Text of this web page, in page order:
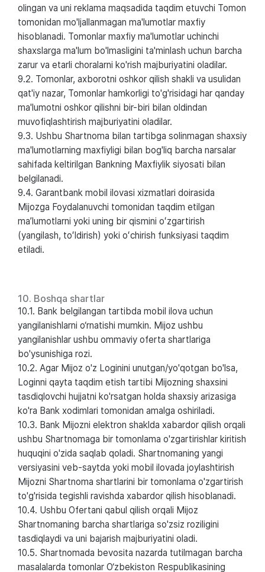
olingan va uni reklama maqsadida taqdim etuvchi Tomon
tomonidan mo'ljallanmagan ma'lumotlar maxfiy
hisoblanadi. Tomonlar maxfiy ma'lumotlar uchinchi
shaxslarga ma'lum bo'lmasligini ta'minlash uchun barcha
zarur va etarli choralarni ko'rish majburiyatini oladilar.
9.2. Tomonlar, axborotni oshkor qilish shakli va usulidan
qat'iy nazar, Tomonlar hamkorligi to'g'risidagi har qanday
ma'lumotni oshkor qilishni bir-biri bilan oldindan
muvofiqlashtirish majburiyatini oladilar.
9.3. Ushbu Shartnoma bilan tartibga solinmagan shaxsiy
ma'lumotlarning maxfiyligi bilan bog'liq barcha narsalar
sahifada keltirilgan Bankning Maxfiylik siyosati bilan
belgilanadi.
9.4. Garantbank mobil ilovasi xizmatlari doirasida
Mijozga Foydalanuvchi tomonidan taqdim etilgan
maʼlumotlarni yoki uning bir qismini oʻzgartirish
(yangilash, toʻldirish) yoki oʻchirish funksiyasi taqdim
etiladi.
10. Boshqa shartlar
10.1. Bank belgilangan tartibda mobil ilova uchun
yangilanishlarni o‘rnatishi mumkin. Mijoz ushbu
yangilanishlar ushbu ommaviy oferta shartlariga
bo'ysunishiga rozi.
10.2. Agar Mijoz o'z Loginini unutgan/yo'qotgan bo'lsa,
Loginni qayta taqdim etish tartibi Mijozning shaxsini
tasdiqlovchi hujjatni ko'rsatgan holda shaxsiy arizasiga
ko'ra Bank xodimlari tomonidan amalga oshiriladi.
10.3. Bank Mijozni elektron shaklda xabardor qilish orqali
ushbu Shartnomaga bir tomonlama o'zgartirishlar kiritish
huquqini o'zida saqlab qoladi. Shartnomaning yangi
versiyasini veb-saytda yoki mobil ilovada joylashtirish
Mijozni Shartnoma shartlarini bir tomonlama o'zgartirish
to'g'risida tegishli ravishda xabardor qilish hisoblanadi.
10.4. Ushbu Ofertani qabul qilish orqali Mijoz
Shartnomaning barcha shartlariga so'zsiz roziligini
tasdiqlaydi va uni bajarish majburiyatini oladi.
10.5. Shartnomada bevosita nazarda tutilmagan barcha
masalalarda tomonlar O‘zbekiston Respublikasining